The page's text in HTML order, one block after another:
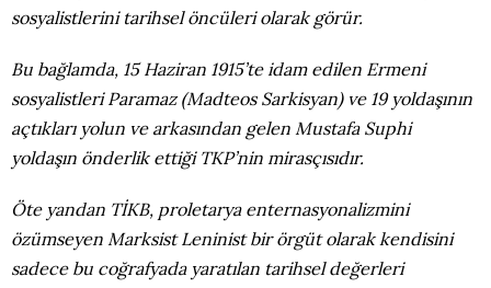
sosyalistlerini tarihsel öncüleri olarak görür.
Bu bağlamda, 15 Haziran 1915’te idam edilen Ermeni
sosyalistleri Paramaz (Madteos Sarkisyan) ve 19 yoldaşının
açtıkları yolun ve arkasından gelen Mustafa Suphi
yoldaşın önderlik ettiği TKP’nin mirasçısıdır.
Öte yandan TİKB, proletarya enternasyonalizmini
özümseyen Marksist Leninist bir örgüt olarak kendisini
sadece bu coğrafyada yaratılan tarihsel değerleri